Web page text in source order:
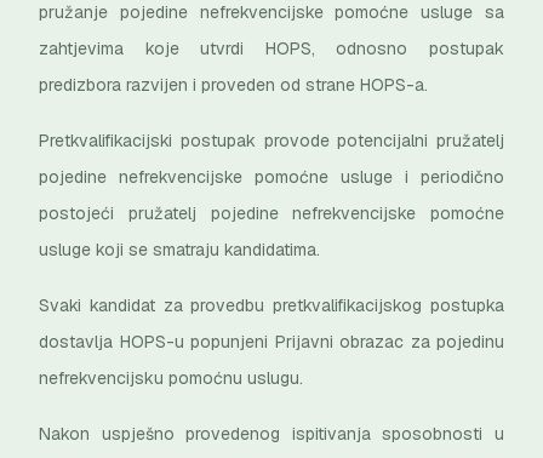
pružanje pojedine nefrekvencijske pomoćne usluge sa
zahtjevima koje utvrdi HOPS, odnosno postupak
predizbora razvijen i proveden od strane HOPS-a.
Pretkvalifikacijski postupak provode potencijalni pružatelj
pojedine nefrekvencijske pomoćne usluge i periodično
postojeći pružatelj pojedine nefrekvencijske pomoćne
usluge koji se smatraju kandidatima.
Svaki kandidat za provedbu pretkvalifikacijskog postupka
dostavlja HOPS-u popunjeni Prijavni obrazac za pojedinu
nefrekvencijsku pomoćnu uslugu.
Nakon uspješno provedenog ispitivanja sposobnosti u